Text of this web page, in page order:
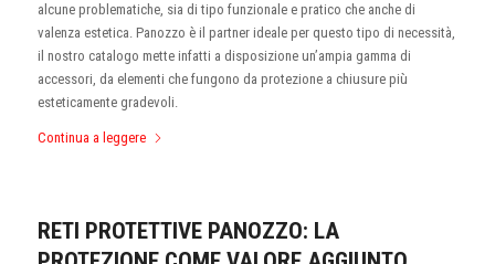
alcune problematiche, sia di tipo funzionale e pratico che anche di
valenza estetica. Panozzo è il partner ideale per questo tipo di necessità,
il nostro catalogo mette infatti a disposizione un’ampia gamma di
accessori, da elementi che fungono da protezione a chiusure più
esteticamente gradevoli.
Continua a leggere
RETI PROTETTIVE PANOZZO: LA